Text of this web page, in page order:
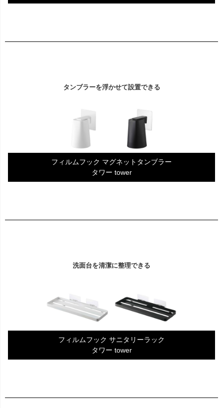
タンブラーを浮かせて設置できる
フィルムフック マグネットタンブラー
タワー tower
洗面台を清潔に整理できる
フィルムフック サニタリーラック
タワー tower